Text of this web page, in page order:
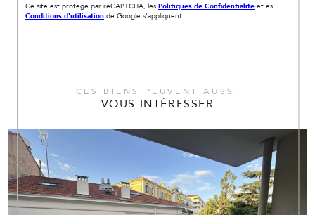
Ce site est protégé par reCAPTCHA, les Politiques de Confidentialité et es
Conditions d'utilisation de Google s'appliquent.
CES BIENS PEUVENT AUSSI
VOUS INTÉRESSER